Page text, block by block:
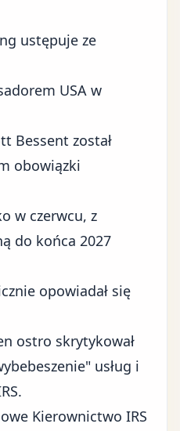
ustępuje ze
USA w
Bessent został
obowiązki
w czerwcu, z
do końca 2027
opowiadał się
ostro skrytykował
usług i
Kierownictwo IRS